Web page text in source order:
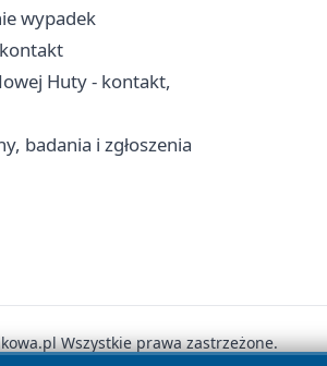
wypadek
Huty - kontakt,
badania i zgłoszenia
Wszystkie prawa zastrzeżone.